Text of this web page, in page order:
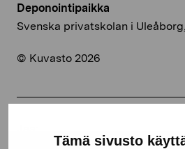
Tämä sivusto
Deponointipaikka
Svenska privatskolan i
© Kuvasto 2026